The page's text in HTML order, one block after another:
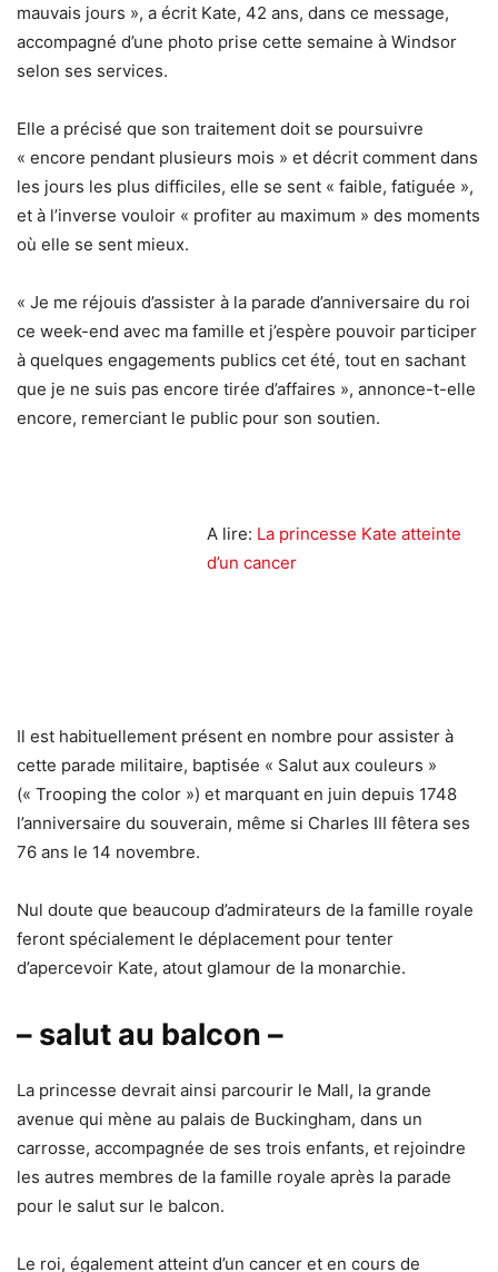
mauvais jours », a écrit Kate, 42 ans, dans ce message,
accompagné d’une photo prise cette semaine à Windsor
selon ses services.
Elle a précisé que son traitement doit se poursuivre
« encore pendant plusieurs mois » et décrit comment dans
les jours les plus difficiles, elle se sent « faible, fatiguée »,
et à l’inverse vouloir « profiter au maximum » des moments
où elle se sent mieux.
« Je me réjouis d’assister à la parade d’anniversaire du roi
ce week-end avec ma famille et j’espère pouvoir participer
à quelques engagements publics cet été, tout en sachant
que je ne suis pas encore tirée d’affaires », annonce-t-elle
encore, remerciant le public pour son soutien.
A lire: La princesse Kate atteinte
d’un cancer
Il est habituellement présent en nombre pour assister à
cette parade militaire, baptisée « Salut aux couleurs »
(« Trooping the color ») et marquant en juin depuis 1748
l’anniversaire du souverain, même si Charles III fêtera ses
76 ans le 14 novembre.
Nul doute que beaucoup d’admirateurs de la famille royale
feront spécialement le déplacement pour tenter
d’apercevoir Kate, atout glamour de la monarchie.
– salut au balcon –
La princesse devrait ainsi parcourir le Mall, la grande
avenue qui mène au palais de Buckingham, dans un
carrosse, accompagnée de ses trois enfants, et rejoindre
les autres membres de la famille royale après la parade
pour le salut sur le balcon.
Le roi, également atteint d’un cancer et en cours de